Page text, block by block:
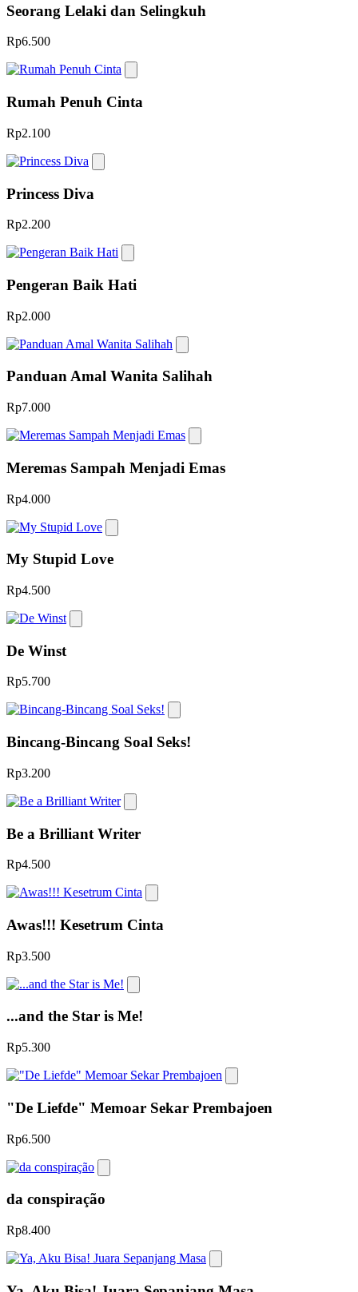
Seorang Lelaki dan Selingkuh
Rp6.500
Rumah Penuh Cinta
Rp2.100
Princess Diva
Rp2.200
Pengeran Baik Hati
Rp2.000
Panduan Amal Wanita Salihah
Rp7.000
Meremas Sampah Menjadi Emas
Rp4.000
My Stupid Love
Rp4.500
De Winst
Rp5.700
Bincang-Bincang Soal Seks!
Rp3.200
Be a Brilliant Writer
Rp4.500
Awas!!! Kesetrum Cinta
Rp3.500
...and the Star is Me!
Rp5.300
"De Liefde" Memoar Sekar Prembajoen
Rp6.500
da conspiração
Rp8.400